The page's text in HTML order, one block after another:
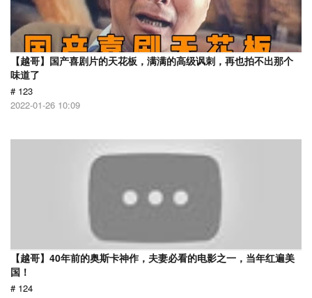
【越哥】国产喜剧片的天花板，满满的高级讽刺，再也拍不出那个
味道了
# 123
2022-01-26 10:09
【越哥】40年前的奥斯卡神作，夫妻必看的电影之一，当年红遍美
国！
# 124